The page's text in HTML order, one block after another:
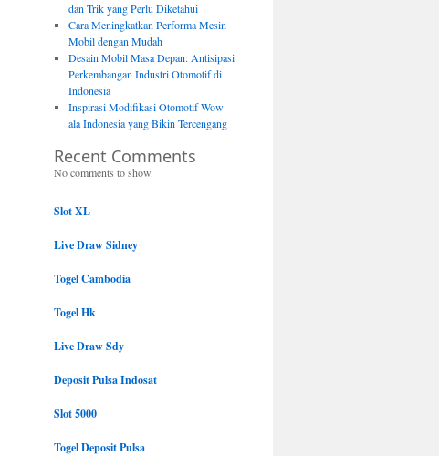
dan Trik yang Perlu Diketahui
Cara Meningkatkan Performa Mesin
Mobil dengan Mudah
Desain Mobil Masa Depan: Antisipasi
Perkembangan Industri Otomotif di
Indonesia
Inspirasi Modifikasi Otomotif Wow
ala Indonesia yang Bikin Tercengang
Recent Comments
No comments to show.
Slot XL
Live Draw Sidney
Togel Cambodia
Togel Hk
Live Draw Sdy
Deposit Pulsa Indosat
Slot 5000
Togel Deposit Pulsa